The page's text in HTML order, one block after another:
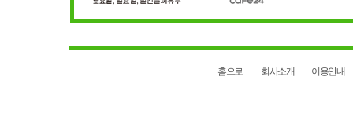
홈으로 회사소개 이용안내